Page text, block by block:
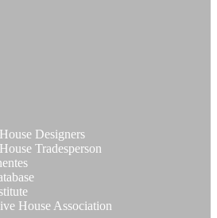
Designers
Tradesperson
House Association